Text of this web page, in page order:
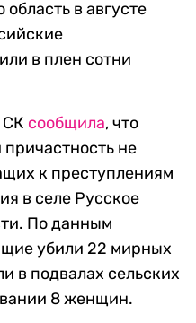
в августе
в плен сотни
СК сообщила, что
не
к преступлениям
в селе Русское
По данным
убили 22 мирных
в подвалах сельских
8 женщин.